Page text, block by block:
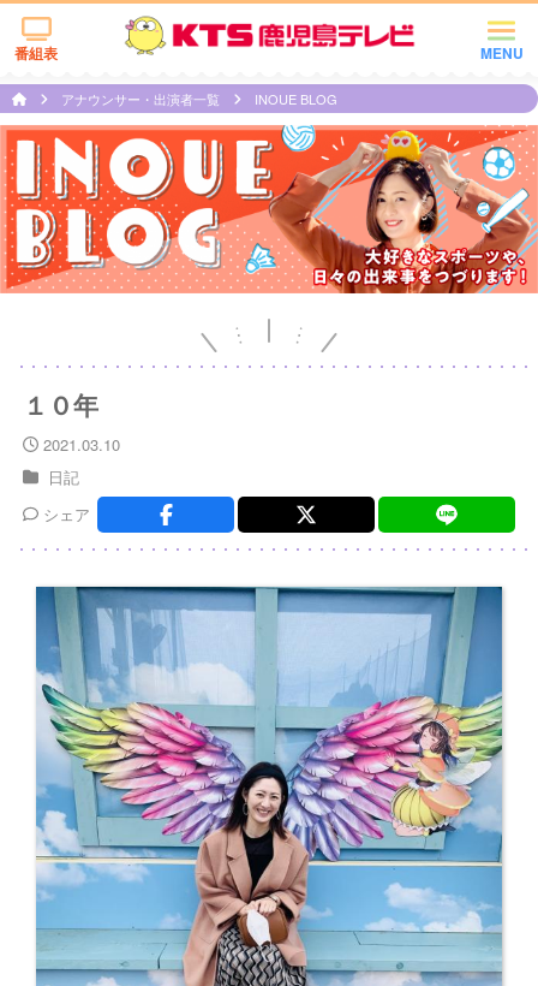
MENU
番組表
アナウンサー・出演者一覧 INOUE BLOG
１０年
2021.03.10
日記
シェア